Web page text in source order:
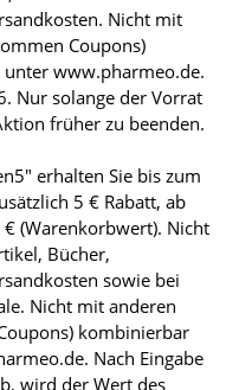
Nicht mit
Coupons)
www.pharmeo.de.
Nur solange der Vorrat
früher zu beenden.
erhalten Sie bis zum
5 € Rabatt, ab
(Warenkorbwert). Nicht
Bücher,
sowie bei
Nicht mit anderen
kombinierbar
Nach Eingabe
wird der Wert des